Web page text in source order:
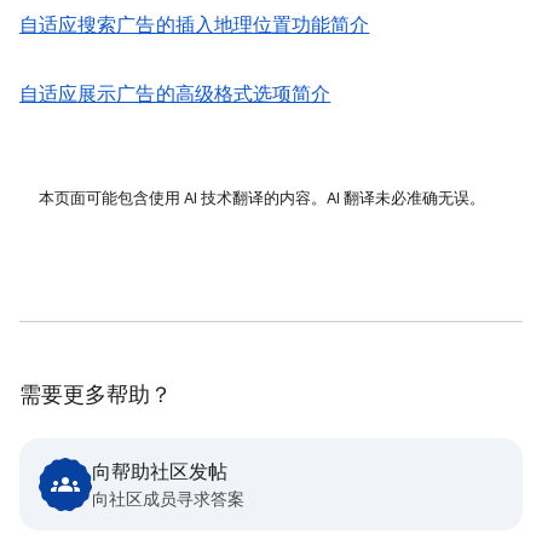
自适应搜索广告的插入地理位置功能简介
自适应展示广告的高级格式选项简介
本页面可能包含使用 AI 技术翻译的内容。AI 翻译未必准确无误。
需要更多帮助？
向帮助社区发帖
向社区成员寻求答案